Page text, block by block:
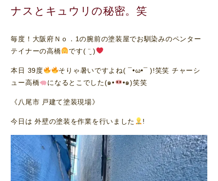
ナスとキュウリの秘密。笑
毎度！大阪府Ｎｏ．1の腕前の塗装屋でお馴染みのペンター
テイナーの高橋
です( ¨̮ )
本日 39度
そりゃ暑いですよね( ¯•ω•¯ )!笑笑 チャーシ
ュー高橋
になるとこでした(๑• •๑)笑笑
《八尾市 戸建て塗装現場》
今日は 外壁の塗装を作業を行いました !